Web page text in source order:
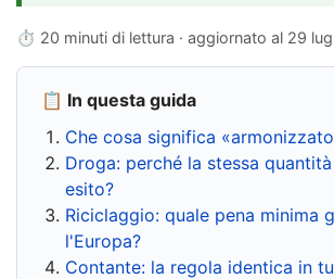
⏱ 20 minuti di lettura · aggiornato al 29
📋 In questa guida
Che cosa significa
Droga: perché la stessa
esito?
Riciclaggio: quale pena minima
l'Europa?
Contante: la regola identica in